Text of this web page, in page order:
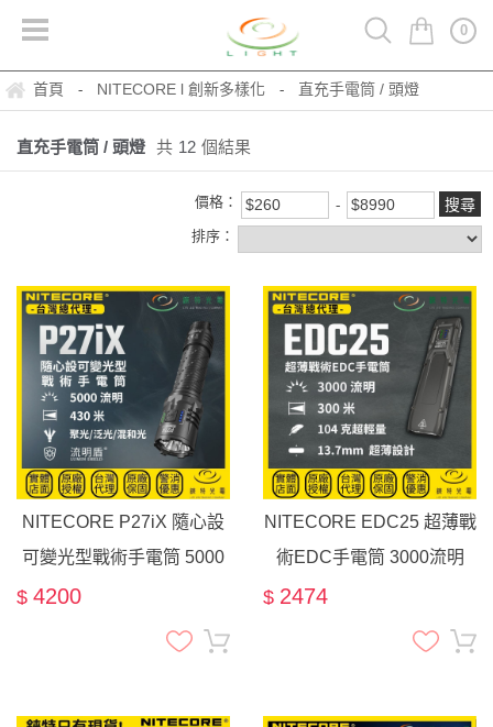
0
首頁 - NITECORE l 創新多樣化 - 直充手電筒 / 頭燈
直充手電筒 / 頭燈 共 12 個結果
價格：
排序：
NITECORE P27iX 隨心設
可變光型戰術手電筒 5000
流明 430米遠射 泛光/聚光/
混合光 尾部雙按鍵 爆閃 流
$ 4200
NITECORE EDC25 超薄戰
術EDC手電筒 3000流明
300米 超輕量 一鍵爆閃 雙
鎖定 可拆式背夾
$ 2474